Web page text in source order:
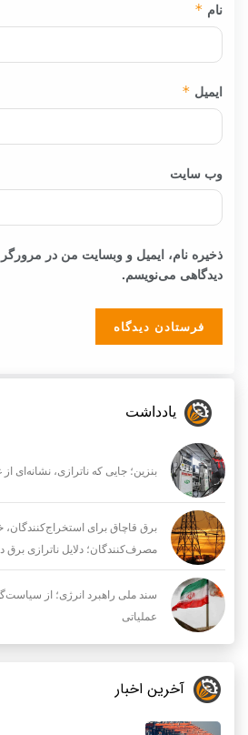
نام *
ایمیل *
وب‌ سایت
ذخیره نام، ایمیل و وبسایت من در
دیدگاهی می‌نویسم.
یادداشت
بنزین؛ جایی که ناترازی، نشانه‌ای
برق قاچاق برای
مصرف‌کنندگان؛ دلایل ناترازی برق در
سند ملی راهبرد انرژی؛ از
عملیاتی
آخرین اخبار